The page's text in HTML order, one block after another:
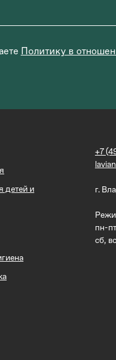
Политику в
детей и
+7
г.
пн-
сб,